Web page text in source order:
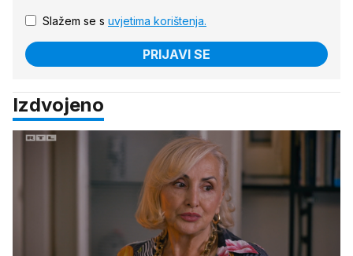
Slažem se s uvjetima korištenja.
PRIJAVI SE
Izdvojeno